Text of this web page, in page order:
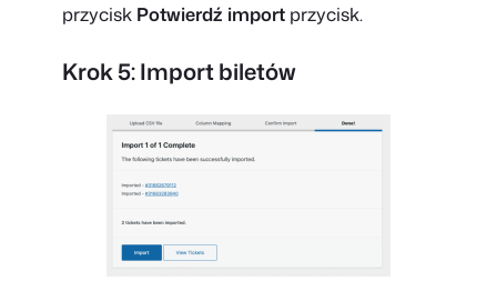
przycisk Potwierdź import przycisk.
Krok 5: Import biletów